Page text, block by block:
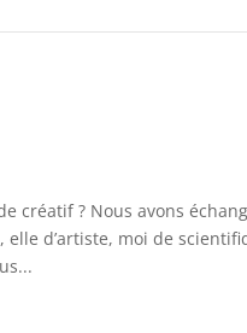
créatif ? Nous avons
d’artiste, moi de